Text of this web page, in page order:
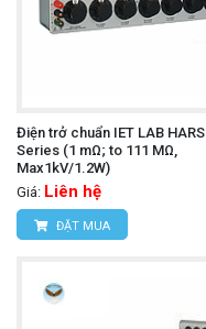
Điện trở chuẩn IET LAB HARS
Series (1 mΩ; to 111 MΩ,
Max1kV/1.2W)
Giá: Liên hệ
ĐẶT MUA